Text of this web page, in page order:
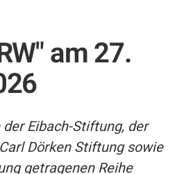
am 27.
Eibach-Stiftung, der
Dörken Stiftung sowie
getragenen Reihe